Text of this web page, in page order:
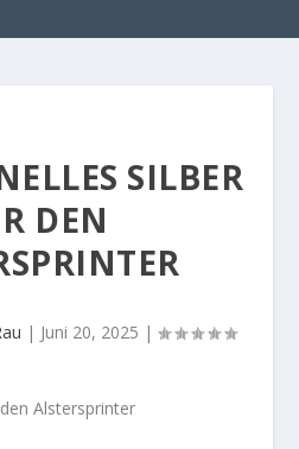
SILBER
DEN
| Juni 20, 2025 |